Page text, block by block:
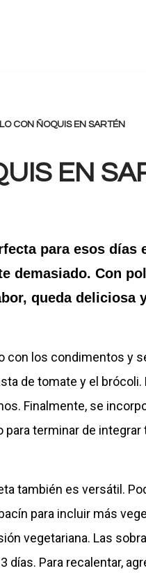
CON ÑOQUIS EN SARTÉN
EN
para esos días
demasiado. Con
queda deliciosa
con los condimentos y
de tomate y el
Finalmente, se
para terminar de
también es versátil.
para incluir más
vegetariana. Las
días. Para recalentar,